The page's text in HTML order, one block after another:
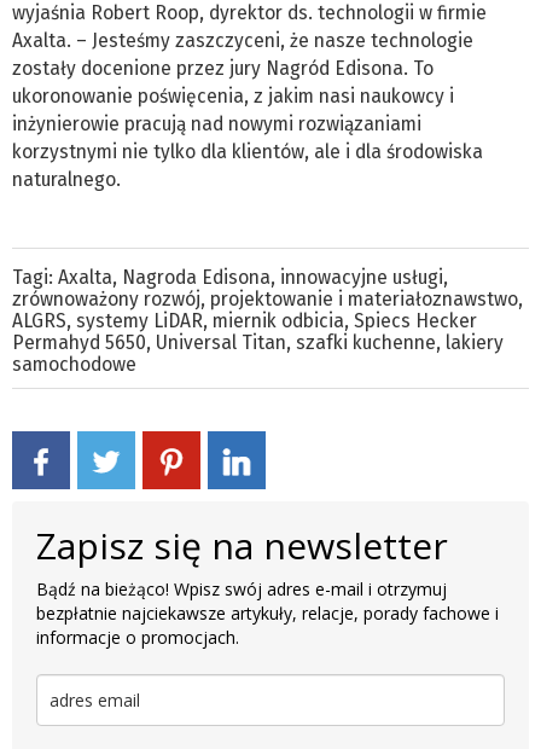
wyjaśnia Robert Roop, dyrektor ds. technologii w firmie
Axalta. – Jesteśmy zaszczyceni, że nasze technologie
zostały docenione przez jury Nagród Edisona. To
ukoronowanie poświęcenia, z jakim nasi naukowcy i
inżynierowie pracują nad nowymi rozwiązaniami
korzystnymi nie tylko dla klientów, ale i dla środowiska
naturalnego.
Tagi: Axalta, Nagroda Edisona, innowacyjne usługi,
zrównoważony rozwój, projektowanie i materiałoznawstwo,
ALGRS, systemy LiDAR, miernik odbicia, Spiecs Hecker
Permahyd 5650, Universal Titan, szafki kuchenne, lakiery
samochodowe
Zapisz się na newsletter
Bądź na bieżąco! Wpisz swój adres e-mail i otrzymuj
bezpłatnie najciekawsze artykuły, relacje, porady fachowe i
informacje o promocjach.